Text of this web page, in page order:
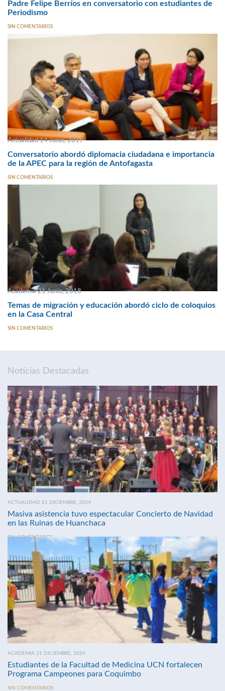
Padre Felipe Berríos en conversatorio con estudiantes de
Periodismo
SIN COMENTARIOS
Actualidad 14 Junio, 2019
Conversatorio abordó diplomacia ciudadana e importancia
de la APEC para la región de Antofagasta
SIN COMENTARIOS
Academia 21 Junio, 2018
Temas de migración y educación abordó ciclo de coloquios
en la Casa Central
SIN COMENTARIOS
Noticias Destacadas
ACTUALIDAD 21 DICIEMBRE, 2024
Masiva asistencia tuvo espectacular Concierto de Navidad
en las Ruinas de Huanchaca
SIN COMENTARIOS
ACADEMIA 21 DICIEMBRE, 2024
Estudiantes de la Facultad de Medicina UCN fortalecen
Programa Campeones para Coquimbo
SIN COMENTARIOS